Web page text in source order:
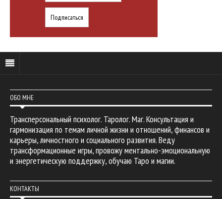
ОБО МНЕ
Трансперсональный психолог. Таролог. Маг. Консультация и
гармонизация по темам личной жизни и отношений, финансов и
карьеры, личностного и социального развития. Веду
трансформационные игры, провожу ментально-эмоциональную
и энергетическую поддержку, обучаю Таро и магии.
КОНТАКТЫ